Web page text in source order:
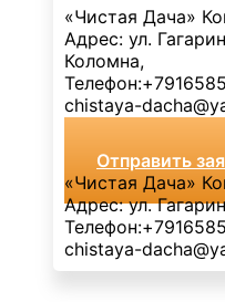
«Чистая Дача»
Адрес: ул.
Коломна,
Телефон:
chistaya-
Отправить
«Чистая Дача»
Адрес:ул.
Телефон:
chistaya-